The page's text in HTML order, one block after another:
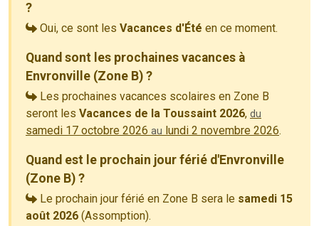
?
Oui, ce sont les Vacances d'Été en ce moment.
Quand sont les prochaines vacances à
Envronville (Zone B) ?
Les prochaines vacances scolaires en Zone B
seront les Vacances de la Toussaint 2026, du
samedi 17 octobre 2026 au lundi 2 novembre 2026.
Quand est le prochain jour férié d'Envronville
(Zone B) ?
Le prochain jour férié en Zone B sera le samedi 15
août 2026 (Assomption).